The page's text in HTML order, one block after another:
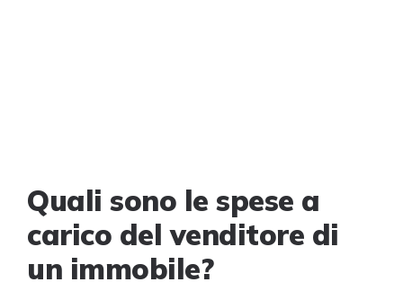
Quali sono le spese a
carico del venditore di
un immobile?